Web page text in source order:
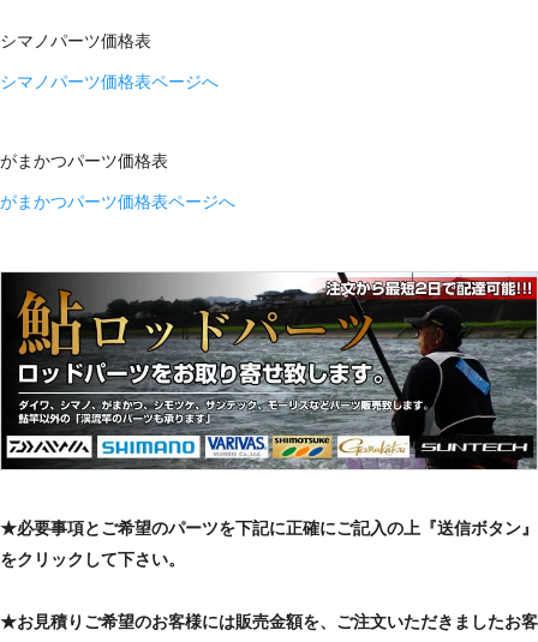
シマノパーツ価格表
シマノパーツ価格表ページへ
がまかつパーツ価格表
がまかつパーツ価格表ページへ
★必要事項とご希望のパーツを下記に正確にご記入の上『送信ボタン』
をクリックして下さい。
★お見積りご希望のお客様には販売金額を、ご注文いただきましたお客